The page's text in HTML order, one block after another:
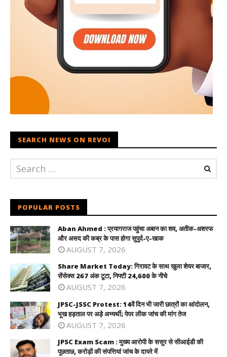
SEARCH NEWS ON REVOI
POPULAR POSTS
Aban Ahmed : प्रयागराज पहुंचा अबान का शव, अतीक-अशरफ
और असद की कब्र के पास होगा सुपुर्द-ए-खाक
AUGUST 7, 2026
Share Market Today: गिरावट के साथ खुला शेयर बाजार,
सेंसेक्स 267 अंक टूटा, निफ्टी 24,600 के नीचे
AUGUST 7, 2026
JPSC-JSSC Protest: 14वें दिन भी जारी छात्रों का आंदोलन,
भूख हड़ताल पर अड़े अभ्यर्थी; पेपर लीक जांच की मांग तेज
AUGUST 7, 2026
JPSC Exam Scam : मुख्य आरोपी के ससुर से सीआईडी की
पूछताछ, करोड़ों की संपत्तियां जांच के दायरे में